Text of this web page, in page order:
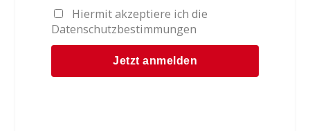
Hiermit akzeptiere ich die
Datenschutzbestimmungen